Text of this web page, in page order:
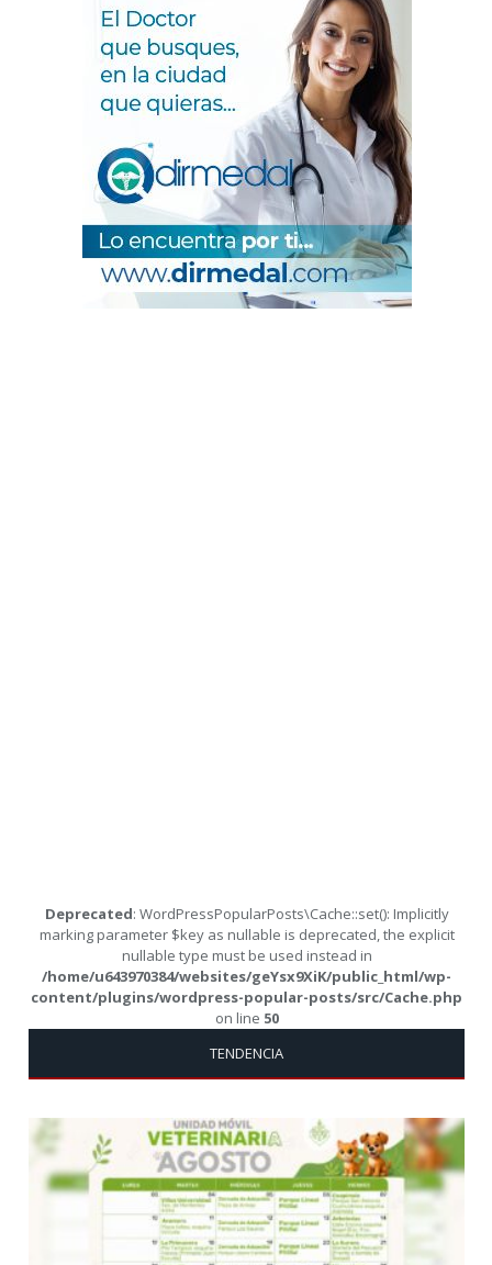
Deprecated: WordPressPopularPosts\Cache::set(): Implicitly
marking parameter $key as nullable is deprecated, the explicit
nullable type must be used instead in
/home/u643970384/websites/geYsx9XiK/public_html/wp-
content/plugins/wordpress-popular-posts/src/Cache.php
on line 50
TENDENCIA